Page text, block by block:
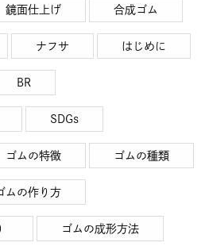
鏡面仕上げ 合成ゴム
ナフサ はじめに
BR
SDGs
ゴムの特徴 ゴムの種類
ムの作り方
ゴムの成形方法